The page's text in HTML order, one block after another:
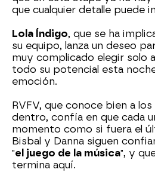
que cualquier detalle puede
Lola Índigo, que se ha
su equipo, lanza un deseo
muy complicado elegir solo
todo su potencial esta
emoción.
RVFV, que conoce bien a
dentro, confía en que cada
momento como si fuera el
Bisbal y Danna siguen
"el juego de la música", y
termina aquí.